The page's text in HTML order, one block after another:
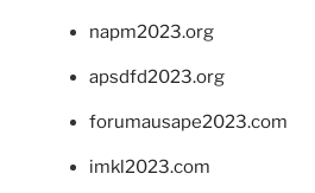
napm2023.org
apsdfd2023.org
forumausape2023.com
imkl2023.com